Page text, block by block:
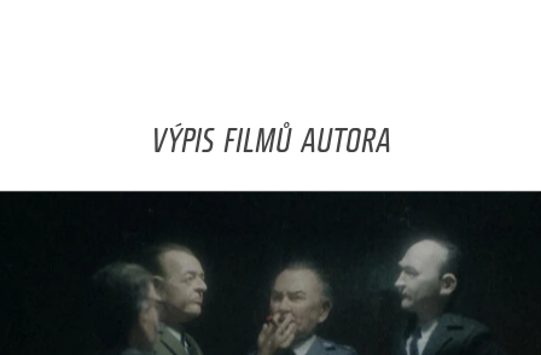
VÝPIS FILMŮ AUTORA